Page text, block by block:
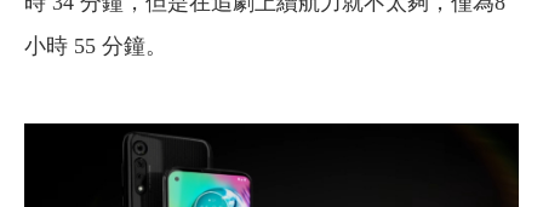
小時 55 分鐘。